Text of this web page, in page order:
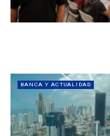
BANCA Y ACTUALIDAD